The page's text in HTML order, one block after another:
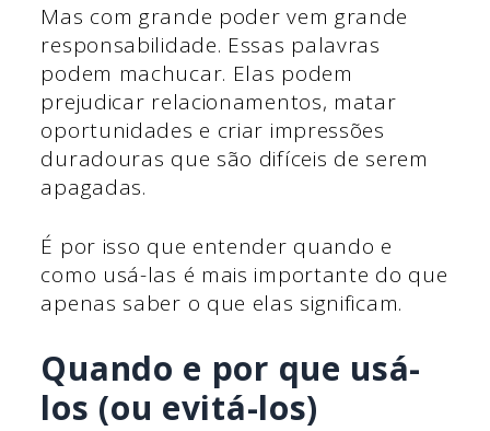
Mas com grande poder vem grande
responsabilidade. Essas palavras
podem machucar. Elas podem
prejudicar relacionamentos, matar
oportunidades e criar impressões
duradouras que são difíceis de serem
apagadas.
É por isso que entender quando e
como usá-las é mais importante do que
apenas saber o que elas significam.
Quando e por que usá-
los (ou evitá-los)